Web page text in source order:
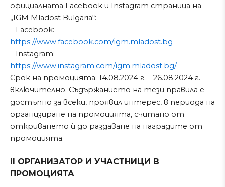
официалната Facebook и Instagram страница на
„IGM Mladost Bulgaria“:
– Facebook:
https://www.facebook.com/igm.mladost.bg
– Instagram:
https://www.instagram.com/igm.mladost.bg/
Срок на промоцията: 14.08.2024 г. – 26.08.2024 г.
включително. Съдържанието на тези правила е
достъпно за всеки, проявил интерес, в периода на
организиране на промоцията, считано от
откриването ѝ до раздаване на наградите от
промоцията.
II ОРГАНИЗАТОР И УЧАСТНИЦИ В
ПРОМОЦИЯТА